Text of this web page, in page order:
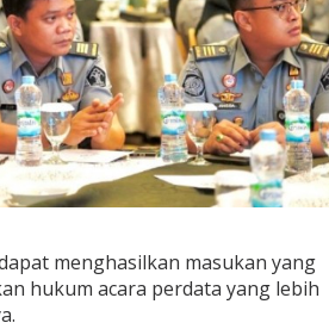
menghasilkan masukan yang
hukum acara perdata yang lebih